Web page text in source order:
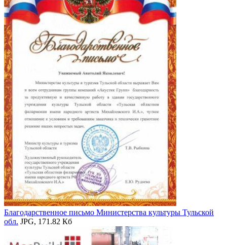
Благодарственное письмо Министерства культуры Тульской
обл. JPG, 171.82 Кб